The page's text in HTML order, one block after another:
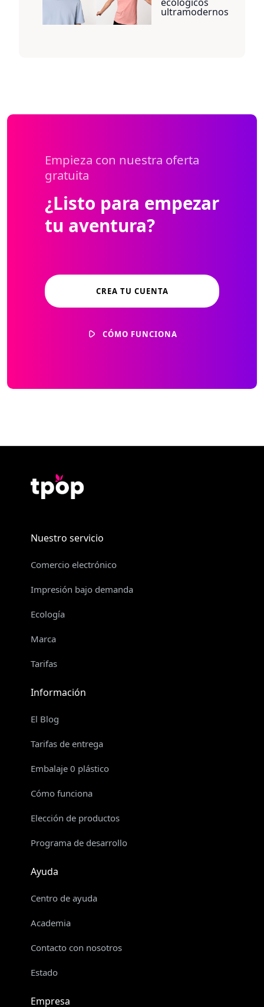
ultramodernos
Empieza con nuestra oferta
gratuita
¿Listo para empezar
tu aventura?
CREA TU CUENTA
CÓMO FUNCIONA
Nuestro servicio
Comercio electrónico
Impresión bajo demanda
Ecología
Marca
Tarifas
Información
El Blog
Tarifas de entrega
Embalaje 0 plástico
Cómo funciona
Elección de productos
Programa de desarrollo
Ayuda
Centro de ayuda
Academia
Contacto con nosotros
Estado
Empresa